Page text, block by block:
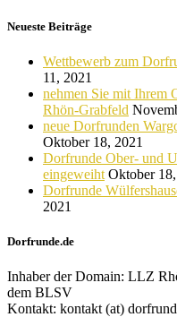
Neueste Beiträge
Wettbewerb zum
11, 2021
nehmen Sie mit Ihrem
Rhön-Grabfeld
neue Dorfrunden
Oktober 18, 2021
Dorfrunde Ober- und
eingeweiht Oktober 18,
Dorfrunde
2021
Dorfrunde.de
Inhaber der Domain: LLZ
dem BLSV
Kontakt: kontakt (at)